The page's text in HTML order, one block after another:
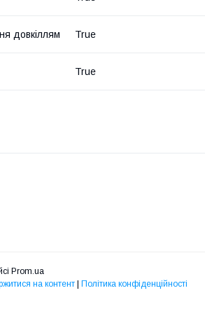
довкіллям True
True
Prom.ua
на контент
Політика конфіденційності